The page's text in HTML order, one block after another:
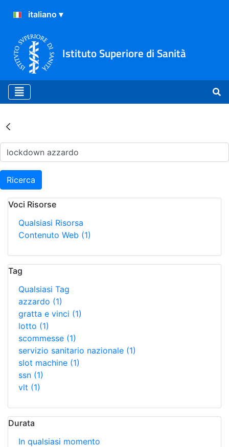
Istituto Superiore di Sanità
Risultati della Ricerca -
Ricerca
Voci Risorse
Qualsiasi Risorsa
Contenuto Web (1)
Tag
Qualsiasi Tag
azzardo (1)
gratta e vinci (1)
lotto (1)
scommesse (1)
servizio sanitario nazionale (1)
slot machine (1)
ssn (1)
vlt (1)
Durata
In qualsiasi momento